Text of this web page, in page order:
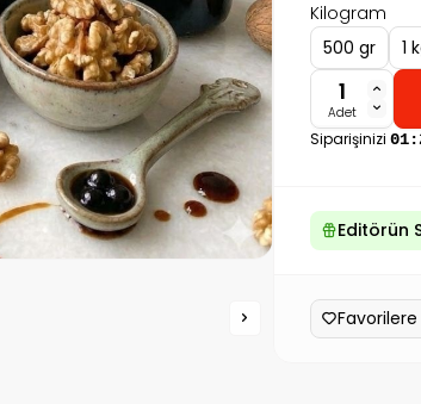
Kilogram
500 gr
1
Adet
Siparişinizi
Editörün
Favorilere